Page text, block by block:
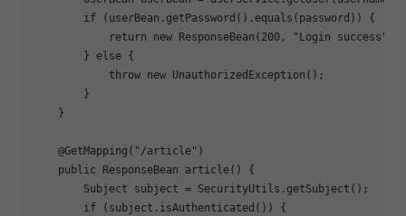
if (userBean.getPassword().equals(password)) {
return
new ResponseBean( 200 , "Login success"
        }
else {
throw new UnauthorizedException();
        }
    }
@GetMapping ( "/article" )
public ResponseBean article()
{
        Subject subject = SecurityUtils.getSubject();
if (subject.isAuthenticated()) {